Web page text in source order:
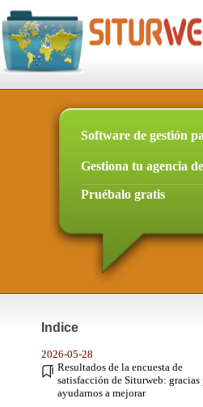
Software de gestión
Gestiona tu agencia
Pruébalo gratis
Indice
2026-05-28
Resultados de la encuesta de
satisfacción de Siturweb: gracias
ayudarnos a mejorar